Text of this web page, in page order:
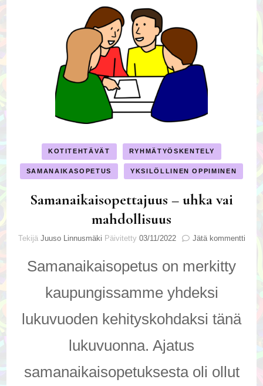
KOTITEHTÄVÄT RYHMÄTYÖSKENTELY
SAMANAIKASOPETUS YKSILÖLLINEN OPPIMINEN
Samanaikaisopettajuus – uhka vai
mahdollisuus
Tekijä Juuso Linnusmäki Päivitetty 03/11/2022 Jätä kommentti
Samanaikaisopetus on merkitty
kaupungissamme yhdeksi
lukuvuoden kehityskohdaksi tänä
lukuvuonna. Ajatus
samanaikaisopetuksesta oli ollut